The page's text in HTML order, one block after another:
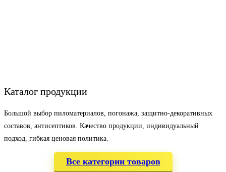
Каталог продукции
Большой выбор пиломатериалов, погонажа, защитно-декоративных
составов, антисептиков. Качество продукции, индивидуальный
подход, гибкая ценовая политика.
Все категории товаров